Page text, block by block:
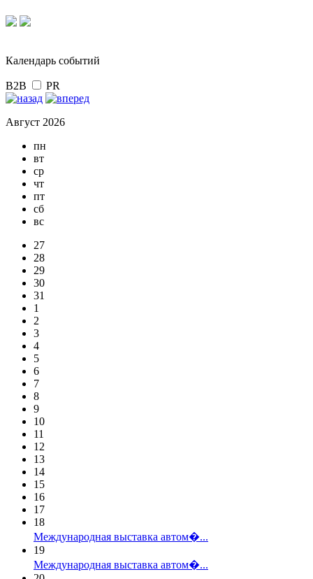
Календарь событий
B2B PR
Август 2026
пн
вт
ср
чт
пт
сб
вс
27
28
29
30
31
1
2
3
4
5
6
7
8
9
10
11
12
13
14
15
16
17
18
Международная выставка автом�...
19
Международная выставка автом�...